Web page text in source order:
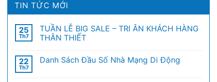
TIN TỨC MỚI
25
Th7
TUẦN LỄ BIG SALE – TRI ÂN KHÁCH HÀNG
THÂN THIẾT
22
Th7
Danh Sách Đầu Số Nhà Mạng Di Động